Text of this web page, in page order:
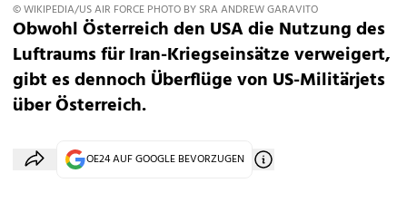
© WIKIPEDIA/US AIR FORCE PHOTO BY SRA ANDREW GARAVITO
Obwohl Österreich den USA die Nutzung des
Luftraums für Iran-Kriegseinsätze verweigert,
gibt es dennoch Überflüge von US-Militärjets
über Österreich.
OE24 AUF GOOGLE BEVORZUGEN